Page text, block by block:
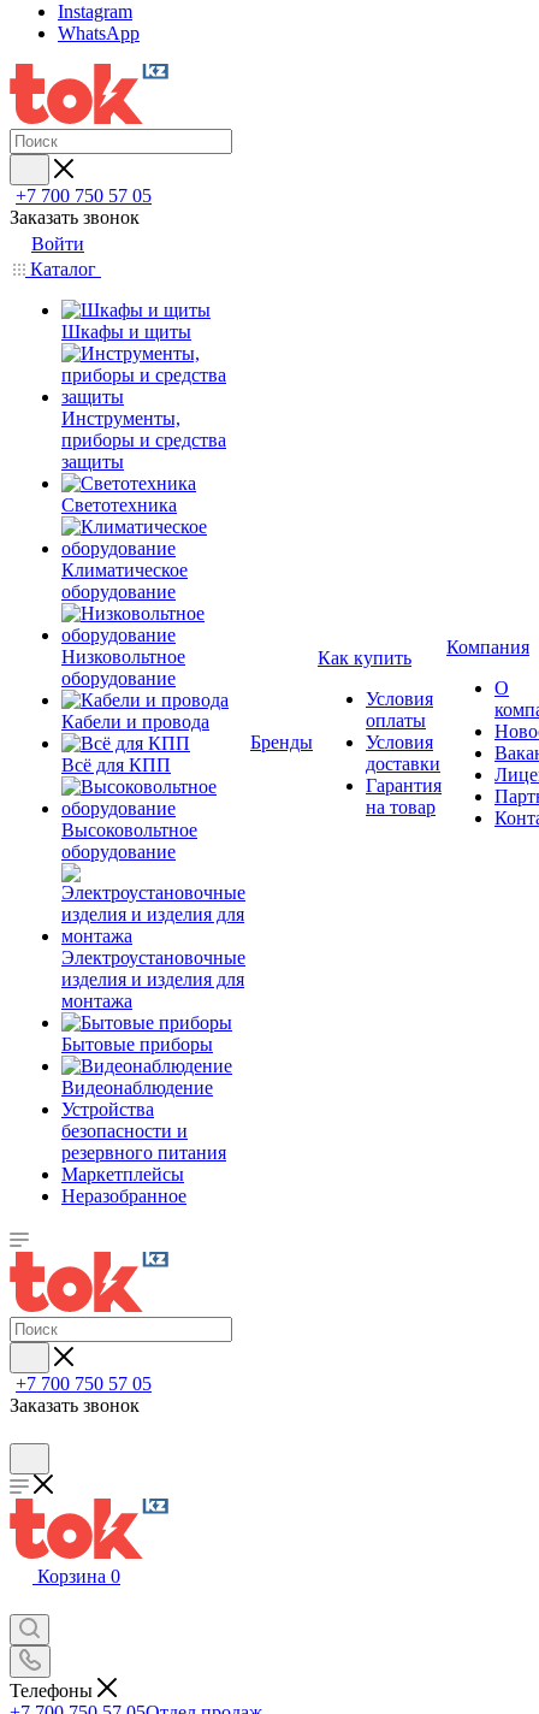
Instagram
WhatsApp
+7 700 750 57 05
Заказать звонок
Войти
Каталог
Шкафы и щиты
Инструменты,
приборы и средства
защиты
Светотехника
Климатическое
оборудование
Низковольтное
оборудование
Кабели и провода
Всё для КПП
Высоковольтное
оборудование
Электроустановочные
изделия и изделия для
монтажа
Бытовые приборы
Видеонаблюдение
Устройства
безопасности и
резервного питания
Маркетплейсы
Неразобранное
Бренды
Как купить
Условия
оплаты
Условия
доставки
Гарантия
на товар
Компания
О
+7 700 750 57 05
Заказать звонок
Корзина 0
Телефоны